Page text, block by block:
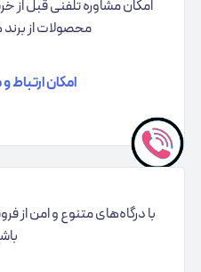
امکان مشاوره تلفنی قبل
محصولات از
امکان ارتباط
با درگاه‌های متنوع و امن از